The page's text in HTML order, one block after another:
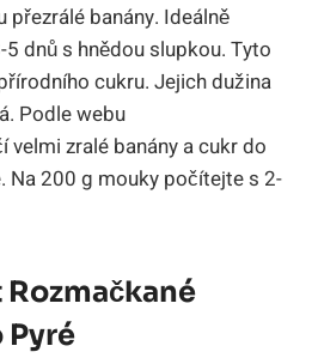
přezrálé banány. Ideálně
dnů s hnědou slupkou. Tyto
cukru. Jejich dužina
Podle webu
velmi zralé banány a cukr do
Na 200 g mouky počítejte s 2-
Rozmačkané
Pyré